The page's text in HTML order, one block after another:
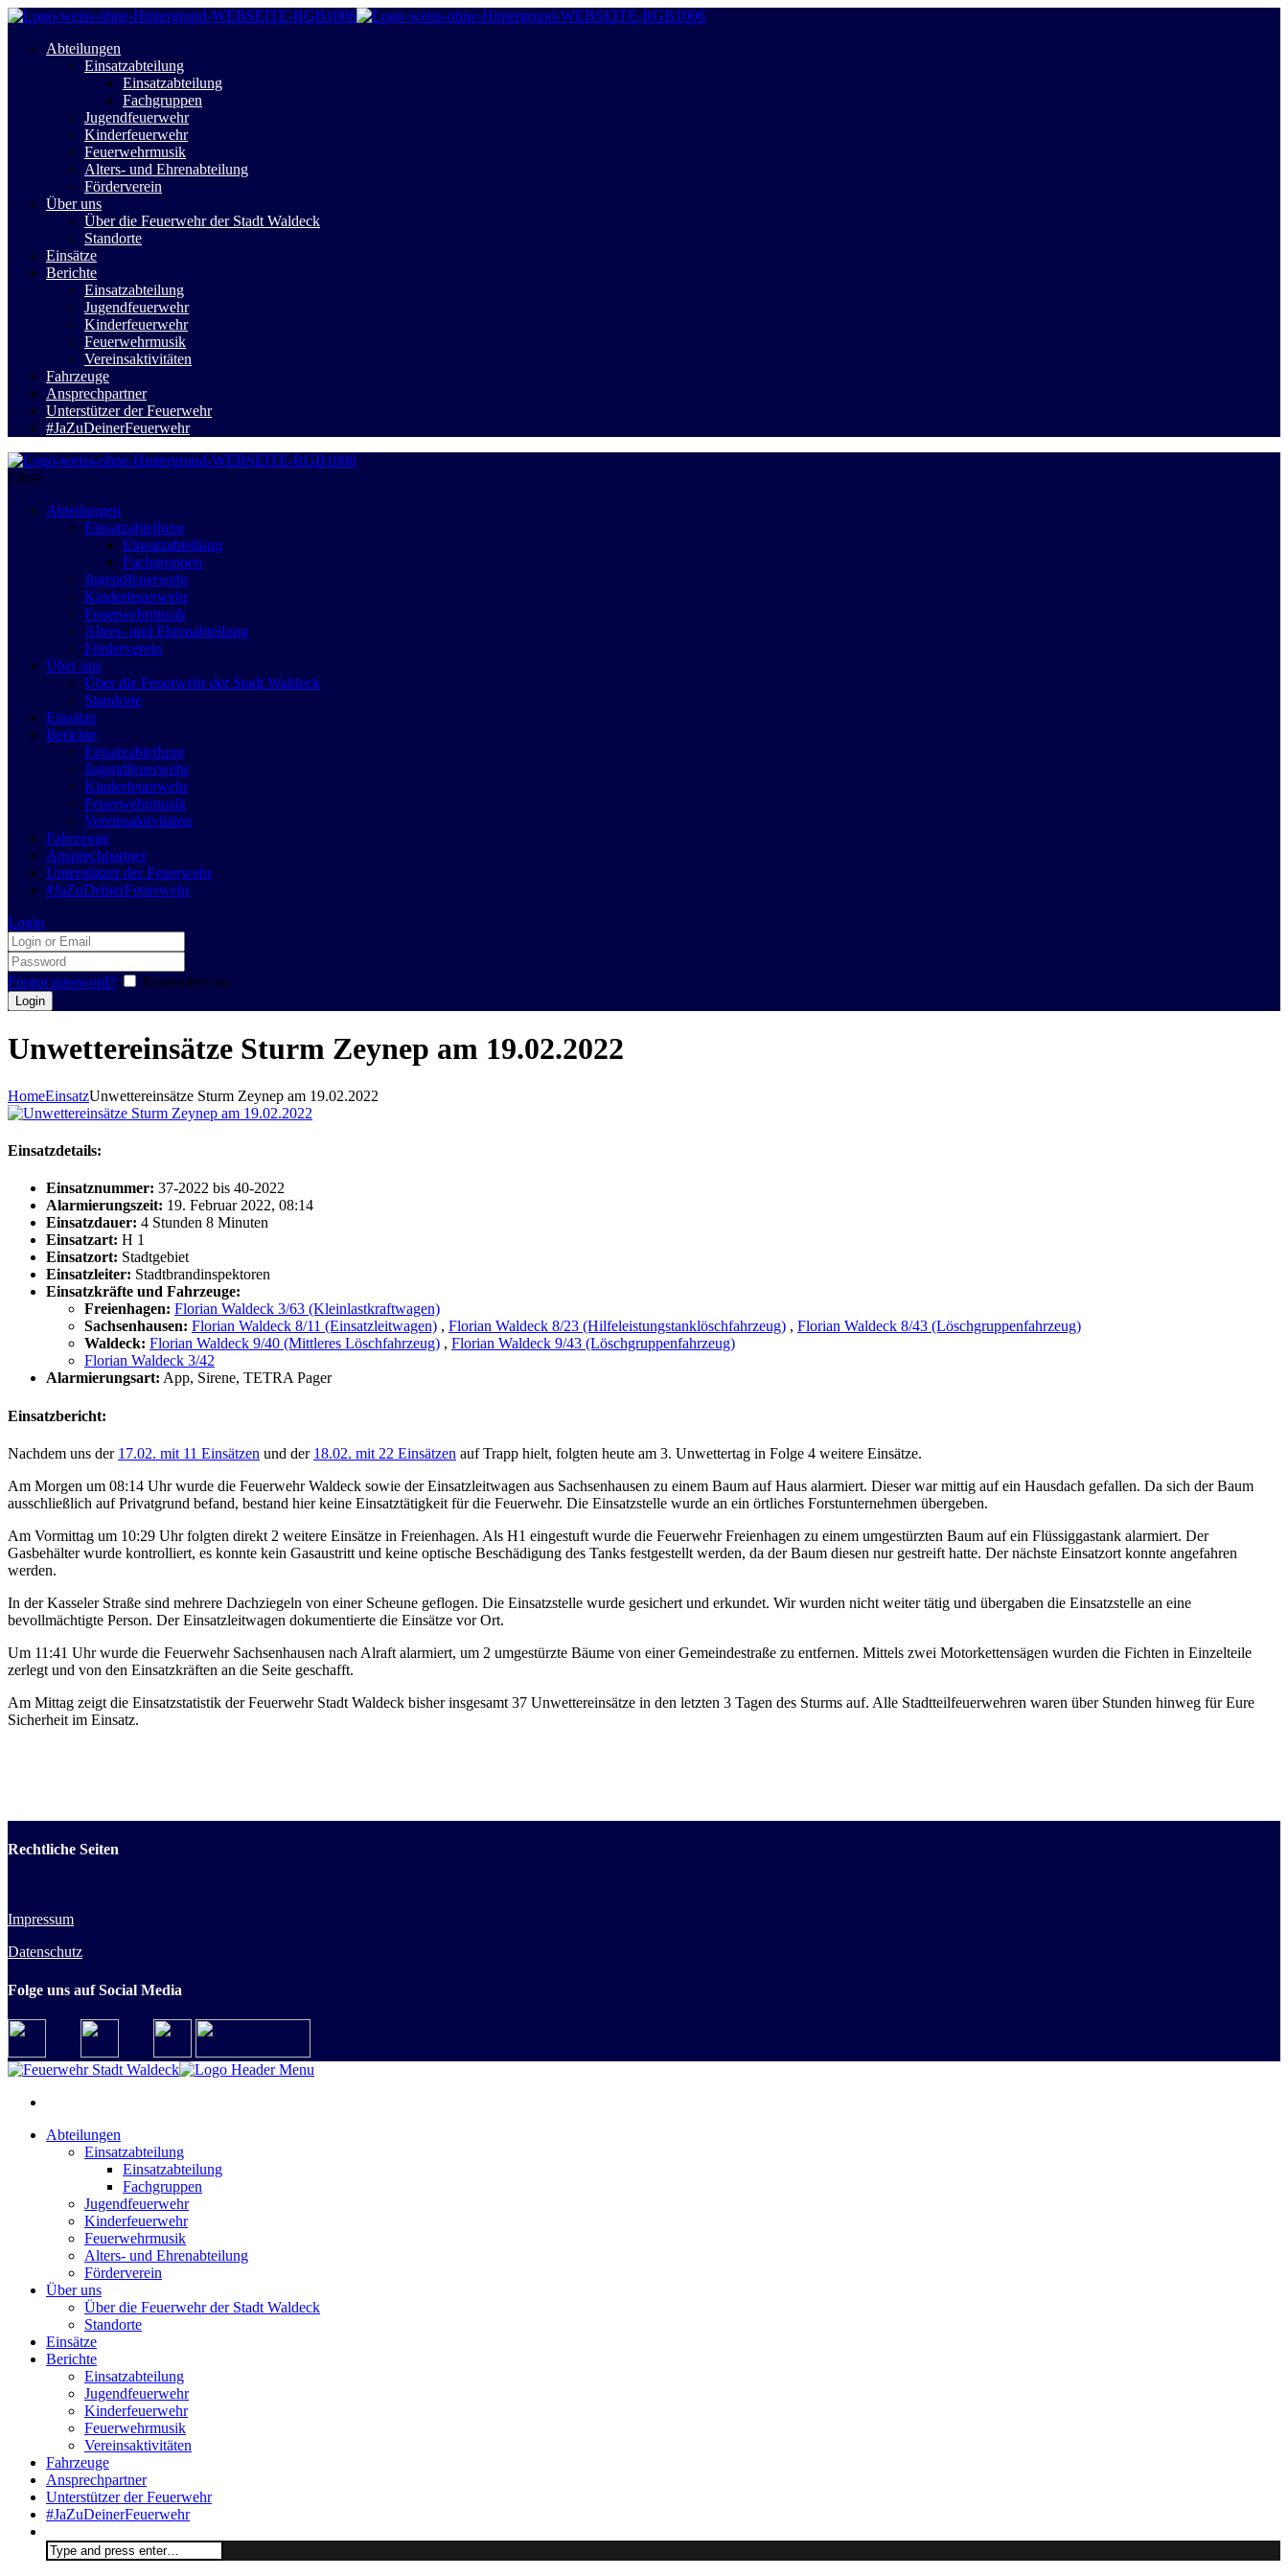
Abteilungen
Einsatzabteilung
Einsatzabteilung
Fachgruppen
Jugendfeuerwehr
Kinderfeuerwehr
Feuerwehrmusik
Alters- und Ehrenabteilung
Förderverein
Über uns
Über die Feuerwehr der Stadt Waldeck
Standorte
Einsätze
Berichte
Einsatzabteilung
Jugendfeuerwehr
Kinderfeuerwehr
Feuerwehrmusik
Vereinsaktivitäten
Fahrzeuge
Ansprechpartner
Unterstützer der Feuerwehr
#JaZuDeinerFeuerwehr
Close
Abteilungen
Einsatzabteilung
Einsatzabteilung
Fachgruppen
Jugendfeuerwehr
Kinderfeuerwehr
Feuerwehrmusik
Alters- und Ehrenabteilung
Förderverein
Über uns
Über die Feuerwehr der Stadt Waldeck
Standorte
Einsätze
Berichte
Einsatzabteilung
Jugendfeuerwehr
Kinderfeuerwehr
Feuerwehrmusik
Vereinsaktivitäten
Fahrzeuge
Ansprechpartner
Unterstützer der Feuerwehr
#JaZuDeinerFeuerwehr
Login
Forgot password? Remember me
Unwettereinsätze Sturm Zeynep am 19.02.2022
HomeEinsatzUnwettereinsätze Sturm Zeynep am 19.02.2022
Einsatzdetails:
Einsatznummer: 37-2022 bis 40-2022
Alarmierungszeit: 19. Februar 2022, 08:14
Einsatzdauer: 4 Stunden 8 Minuten
Einsatzart: H 1
Einsatzort: Stadtgebiet
Einsatzleiter: Stadtbrandinspektoren
Einsatzkräfte und Fahrzeuge:
Freienhagen: Florian Waldeck 3/63 (Kleinlastkraftwagen)
Sachsenhausen: Florian Waldeck 8/11 (Einsatzleitwagen) , Florian Waldeck 8/23 (Hilfeleistungstanklöschfahrzeug) , Florian Waldeck 8/43 (Löschgruppenfahrzeug)
Waldeck: Florian Waldeck 9/40 (Mittleres Löschfahrzeug) , Florian Waldeck 9/43 (Löschgruppenfahrzeug)
Florian Waldeck 3/42
Alarmierungsart: App, Sirene, TETRA Pager
Einsatzbericht:
Nachdem uns der 17.02. mit 11 Einsätzen und der 18.02. mit 22 Einsätzen auf Trapp hielt, folgten heute am 3. Unwettertag in Folge 4 weitere Einsätze.
Am Morgen um 08:14 Uhr wurde die Feuerwehr Waldeck sowie der Einsatzleitwagen aus Sachsenhausen zu einem Baum auf Haus alarmiert. Dieser war mittig auf ein Hausdach gefallen. Da sich der Baum
ausschließlich auf Privatgrund befand, bestand hier keine Einsatztätigkeit für die Feuerwehr. Die Einsatzstelle wurde an ein örtliches Forstunternehmen übergeben.
Am Vormittag um 10:29 Uhr folgten direkt 2 weitere Einsätze in Freienhagen. Als H1 eingestuft wurde die Feuerwehr Freienhagen zu einem umgestürzten Baum auf ein Flüssiggastank alarmiert. Der
Gasbehälter wurde kontrolliert, es konnte kein Gasaustritt und keine optische Beschädigung des Tanks festgestellt werden, da der Baum diesen nur gestreift hatte. Der nächste Einsatzort konnte angefahren
werden.
In der Kasseler Straße sind mehrere Dachziegeln von einer Scheune geflogen. Die Einsatzstelle wurde gesichert und erkundet. Wir wurden nicht weiter tätig und übergaben die Einsatzstelle an eine
bevollmächtigte Person. Der Einsatzleitwagen dokumentierte die Einsätze vor Ort.
Um 11:41 Uhr wurde die Feuerwehr Sachsenhausen nach Alraft alarmiert, um 2 umgestürzte Bäume von einer Gemeindestraße zu entfernen. Mittels zwei Motorkettensägen wurden die Fichten in Einzelteile
zerlegt und von den Einsatzkräften an die Seite geschafft.
Am Mittag zeigt die Einsatzstatistik der Feuerwehr Stadt Waldeck bisher insgesamt 37 Unwettereinsätze in den letzten 3 Tagen des Sturms auf. Alle Stadtteilfeuerwehren waren über Stunden hinweg für Eure
Sicherheit im Einsatz.
Rechtliche Seiten
Impressum
Datenschutz
Folge uns auf Social Media
Abteilungen
Einsatzabteilung
Einsatzabteilung
Fachgruppen
Jugendfeuerwehr
Kinderfeuerwehr
Feuerwehrmusik
Alters- und Ehrenabteilung
Förderverein
Über uns
Über die Feuerwehr der Stadt Waldeck
Standorte
Einsätze
Berichte
Einsatzabteilung
Jugendfeuerwehr
Kinderfeuerwehr
Feuerwehrmusik
Vereinsaktivitäten
Fahrzeuge
Ansprechpartner
Unterstützer der Feuerwehr
#JaZuDeinerFeuerwehr
Search
for: